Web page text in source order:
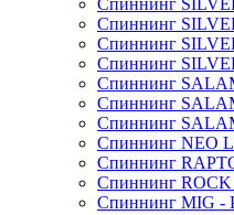
Спиннинг
Спиннинг
Спиннинг
Спиннинг
Спиннинг
Спиннинг
Спиннинг
Спиннинг NEO
Спиннинг
Спиннинг ROCK
Спиннинг MIG -